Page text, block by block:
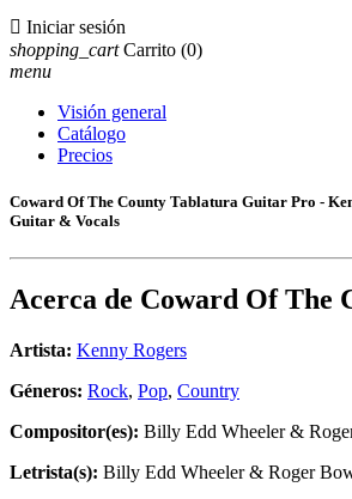
 Iniciar sesión
shopping_cart Carrito (0)
menu
Visión general
Catálogo
Precios
Coward Of The County Tablatura Guitar Pro -
Guitar & Vocals
Acerca de Coward Of The
Artista: Kenny Rogers
Géneros: Rock, Pop, Country
Compositor(es): Billy Edd Wheeler &
Letrista(s): Billy Edd Wheeler & Roger